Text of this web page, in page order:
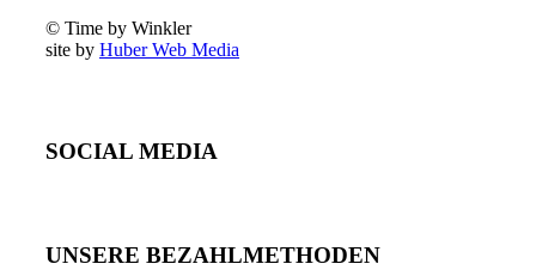
© Time by Winkler
site by Huber Web Media
SOCIAL MEDIA
UNSERE BEZAHLMETHODEN